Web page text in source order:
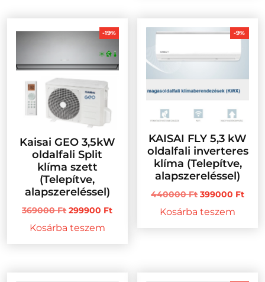
-19%
Kaisai GEO 3,5kW
oldalfali Split
klíma szett
(Telepítve,
alapszereléssel)
369000Ft Original
price
was:
299900 FtCurrent
Kosárba teszem
-9%
KAISAI FLY 5,3 kW
oldalfali inverteres
klíma (Telepítve,
alapszereléssel)
440000Ft Original
price
was:
399000 Ft
Kosárba teszem